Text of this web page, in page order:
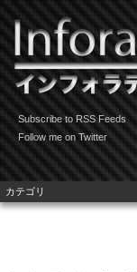
Subscribe to RSS Feeds
Follow me on Twitter
カテゴリ